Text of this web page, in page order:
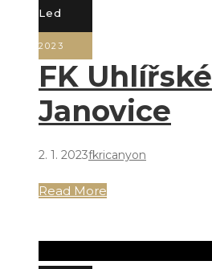
Led
2023
FK Uhlířské
Janovice
2. 1. 2023fkricanyon
Read More